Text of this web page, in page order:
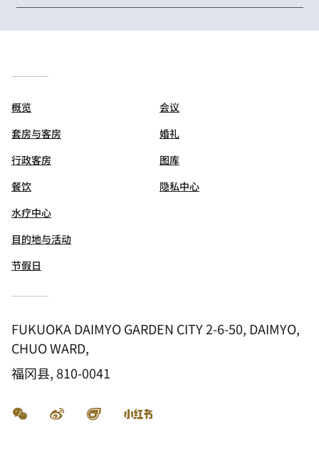
概览
套房与客房
行政客房
餐饮
水疗中心
目的地与活动
节假日
会议
婚礼
图库
隐私中心
FUKUOKA DAIMYO GARDEN CITY 2-6-50, DAIMYO,
CHUO WARD,
福冈县, 810-0041
微信 微博 飞猪